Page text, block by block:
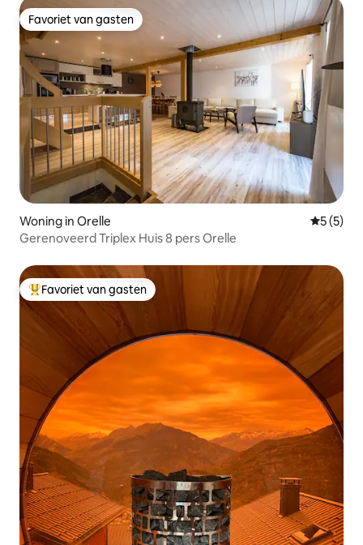
Favoriet van gasten
Favoriet van gasten
Woning in Orelle
5 (5)
Gerenoveerd Triplex Huis 8 pers Orelle
Topfavoriet van gasten
Favoriet van gasten